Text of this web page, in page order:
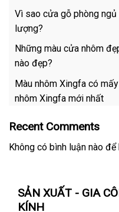
Vì sao cửa gỗ phòng
lượng?
Những màu cửa nhôm
nào đẹp?
Màu nhôm Xingfa có
nhôm Xingfa mới nhất
Recent Comments
Không có bình luận nào để
SẢN XUẤT - GIA
KÍNH